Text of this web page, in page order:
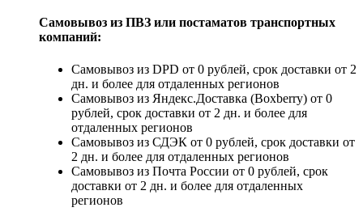
Самовывоз из ПВЗ или постаматов транспортных
компаний:
Самовывоз из DPD от 0 рублей, срок доставки от 2
дн. и более для отдаленных регионов
Самовывоз из Яндекс.Доставка (Boxberry) от 0
рублей, срок доставки от 2 дн. и более для
отдаленных регионов
Самовывоз из СДЭК от 0 рублей, срок доставки от
2 дн. и более для отдаленных регионов
Самовывоз из Почта России от 0 рублей, срок
доставки от 2 дн. и более для отдаленных
регионов